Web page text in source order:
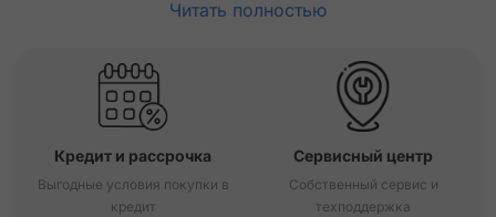
Читать полностью
Кредит и рассрочка
Выгодные условия покупки в
кредит
Сервисный центр
Собственный сервис и
техподдержка